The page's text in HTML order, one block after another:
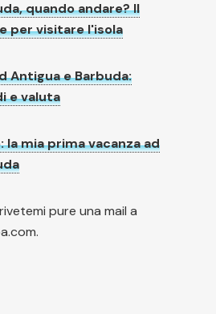
quando andare? Il
per visitare l'isola
Antigua e Barbuda:
e valuta
la mia prima vacanza ad
pure una mail a